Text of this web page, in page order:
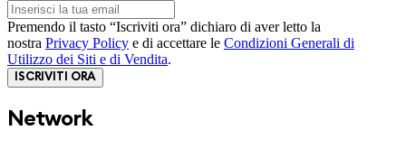
Premendo il tasto “Iscriviti ora” dichiaro di aver letto la
nostra Privacy Policy e di accettare le Condizioni Generali di
Utilizzo dei Siti e di Vendita.
ISCRIVITI ORA
Network